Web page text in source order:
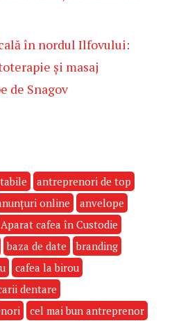
în nordul Ilfovului:
și masaj
de Snagov
antreprenori de top
online
anvelope
Aparat cafea în Custodie
baza de date
branding
cafea la birou
dentare
cel mai bun antreprenor